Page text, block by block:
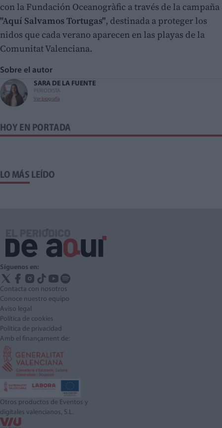
con la Fundación Oceanogràfic a través de la campaña
"Aquí Salvamos Tortugas", destinada a proteger los
nidos que cada verano aparecen en las playas de la
Comunitat Valenciana.
Sobre el autor
SARA DE LA FUENTE
PERIODISTA
Ver biografía
HOY EN PORTADA
LO MÁS LEÍDO
Síguenos en:
Contacta con nosotros
Conoce nuestro equipo
Aviso legal
Política de cookies
Política de privacidad
Amb el finançament de:
Otros productos de Eventos y
digitales valencianos, S.L.